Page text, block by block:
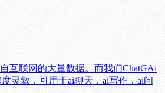
互联网的大量数据。而我们ChatGAi
灵敏，可用于ai聊天，ai写作，ai问